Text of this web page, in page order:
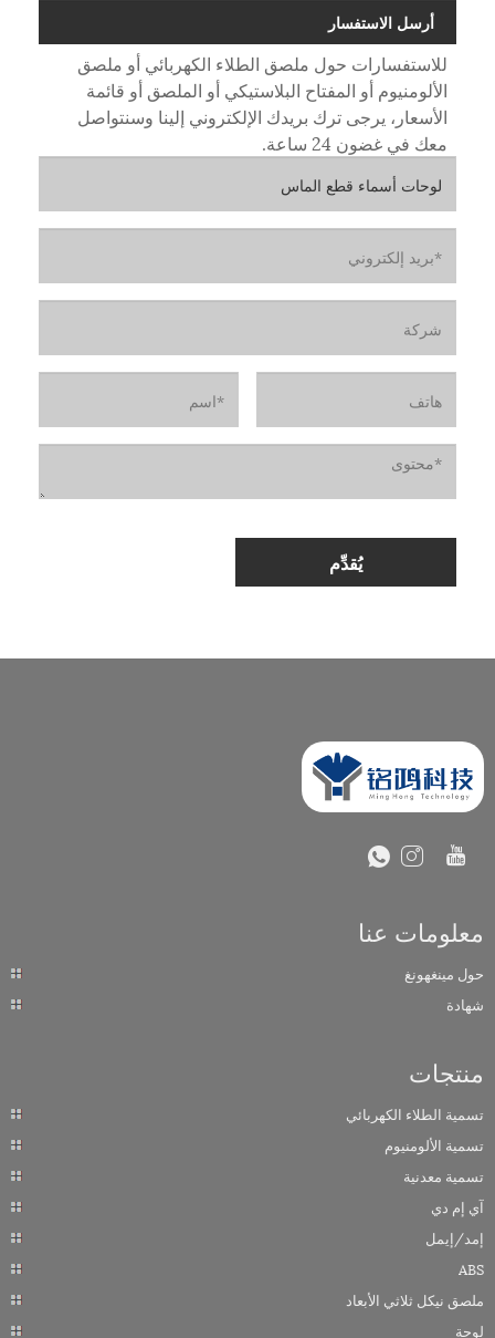
أرسل الاستفسار
للاستفسارات حول ملصق الطلاء الكهربائي أو ملصق
الألومنيوم أو المفتاح البلاستيكي أو الملصق أو قائمة
الأسعار، يرجى ترك بريدك الإلكتروني إلينا وسنتواصل
معك في غضون 24 ساعة.
معلومات عنا
حول مينغهونغ
شهادة
منتجات
تسمية الطلاء الكهربائي
تسمية الألومنيوم
تسمية معدنية
آي إم دي
إمد/إيمل
ABS
ملصق نيكل ثلاثي الأبعاد
لوحة